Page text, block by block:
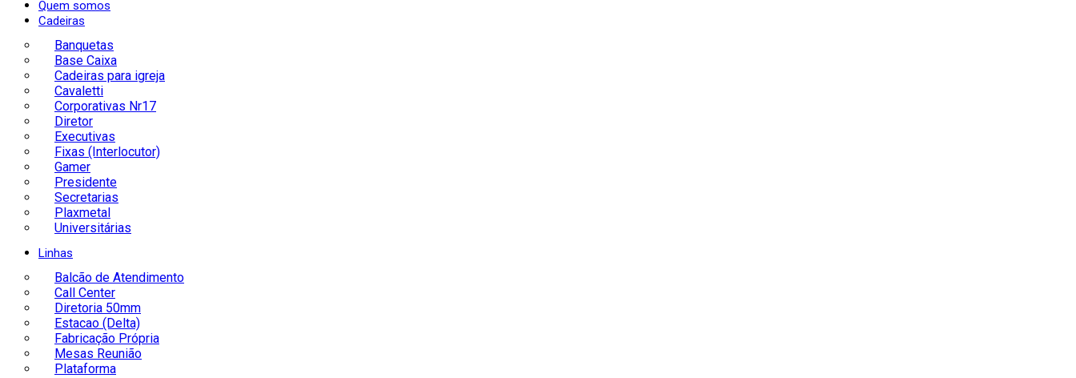
Quem somos
Cadeiras
Banquetas
Base Caixa
Cadeiras para igreja
Cavaletti
Corporativas Nr17
Diretor
Executivas
Fixas (Interlocutor)
Gamer
Presidente
Secretarias
Plaxmetal
Universitárias
Linhas
Balcão de Atendimento
Call Center
Diretoria 50mm
Estacao (Delta)
Fabricação Própria
Mesas Reunião
Plataforma